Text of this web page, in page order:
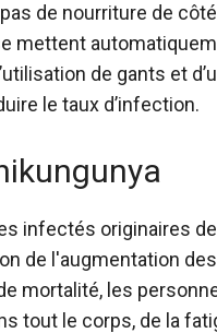
de nourriture de
mettent
de gants et
le taux d’infection.
infectés originaires
de l'augmentation
mortalité, les
tout le corps, de la